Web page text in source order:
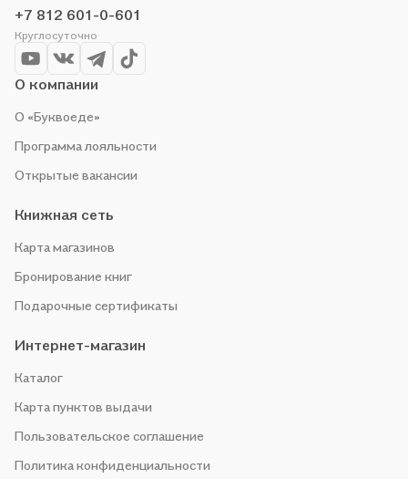
+7 812 601-0-601
Круглосуточно
О компании
О «Буквоеде»
Программа лояльности
Открытые вакансии
Книжная сеть
Карта магазинов
Бронирование книг
Подарочные сертификаты
Интернет-магазин
Каталог
Карта пунктов выдачи
Пользовательское соглашение
Политика конфиденциальности